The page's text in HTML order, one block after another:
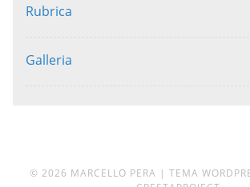
Rubrica
Galleria
© 2026 MARCELLO PERA | TEMA